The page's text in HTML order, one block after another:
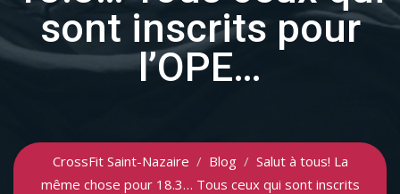
sont inscrits pour
l’OPE…
CrossFit Saint-Nazaire / Blog / Salut à tous! La
même chose pour 18.3… Tous ceux qui sont inscrits